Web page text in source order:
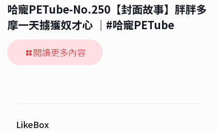
哈寵PETube-No.250【封面故事】胖胖多
摩一天擄獲奴才心 ｜#哈寵PETube
閱讀更多內容
LikeBox